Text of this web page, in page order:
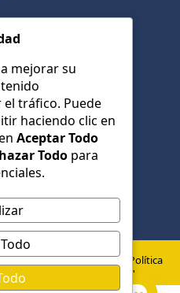
24/7
Política de
Aviso
Política
de
cookies
mejorar su
el tráfico. Puede
haciendo clic en
Aceptar Todo
Todo para